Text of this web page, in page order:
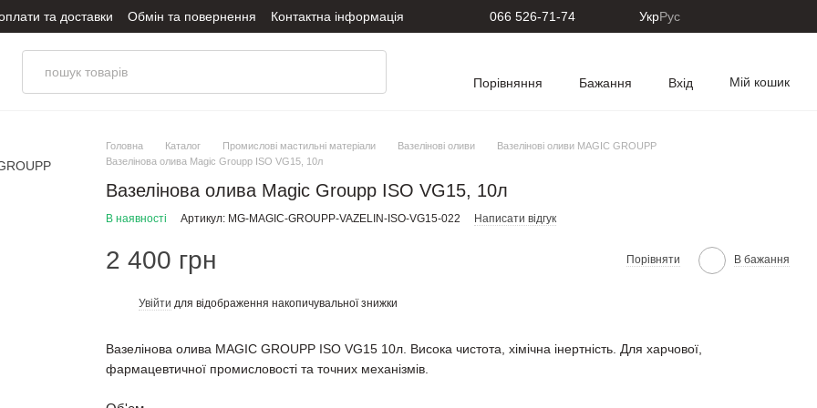
та доставки Обмін та повернення
Контактна інформація
Політика конфіденційності
066 526-71-74 УкрРус
Порівняння Бажання Вхід Мій кошик
Головна Каталог Промислові мастильні матеріали Вазелінові оливи
Вазелінові оливи MAGIC GROUPP
Вазелінова олива Magic Groupp ISO VG15, 10л
Вазелінова олива Magic Groupp ISO VG15, 10л
В наявності Артикул: MG-MAGIC-GROUPP-VAZELIN-ISO-VG15-022 Написати відгук
2 400 грн Порівняти В бажання
Увійти для відображення накопичувальної знижки
Вазелінова олива MAGIC GROUPP ISO VG15 10л. Висока чистота, хімічна інертність. Для харчової,
фармацевтичної промисловості та точних механізмів.